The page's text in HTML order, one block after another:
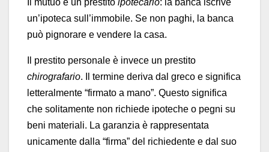
Il mutuo è un prestito ipotecario: la banca iscrive
un’ipoteca sull’immobile. Se non paghi, la banca
può pignorare e vendere la casa.
Il prestito personale è invece un prestito
chirografario. Il termine deriva dal greco e significa
letteralmente “firmato a mano”. Questo significa
che solitamente non richiede ipoteche o pegni su
beni materiali. La garanzia è rappresentata
unicamente dalla “firma” del richiedente e dal suo